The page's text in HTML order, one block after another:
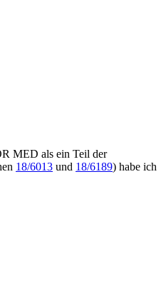
MED als ein Teil der
18/6013 und 18/6189) habe ich